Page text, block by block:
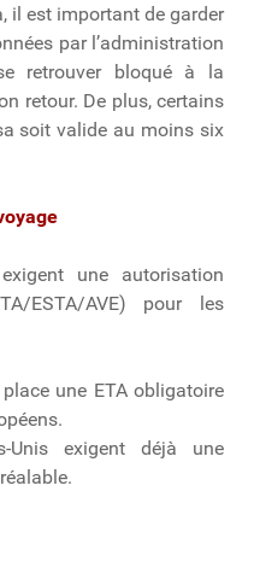
il est important de garder
par l’administration
retrouver bloqué à la
retour. De plus, certains
soit valide au moins six
une autorisation
ESTA/AVE) pour les
une ETA obligatoire
exigent déjà une